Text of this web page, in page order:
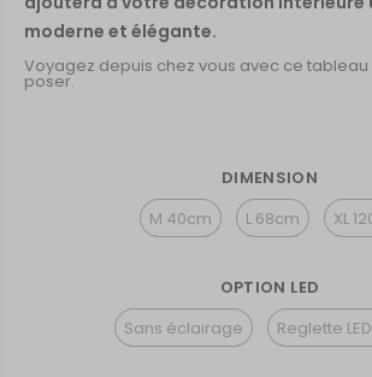
moderne et élégante.
Voyagez depuis chez vous avec ce
poser.
DIMENSION
M 40cm
L 68cm XL
OPTION LED
Sans éclairage
Reglette